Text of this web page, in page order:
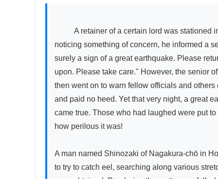
noticing something of concern, he informed a
surely a sign of a great earthquake. Please
upon. Please take care." However, the senior
then went on to warn fellow officials and
and paid no heed. Yet that very night, a great
came true. Those who had laughed were put
how perilous it was!
A man named Shinozaki of Nagakura-chō in
to try to catch eel, searching along various